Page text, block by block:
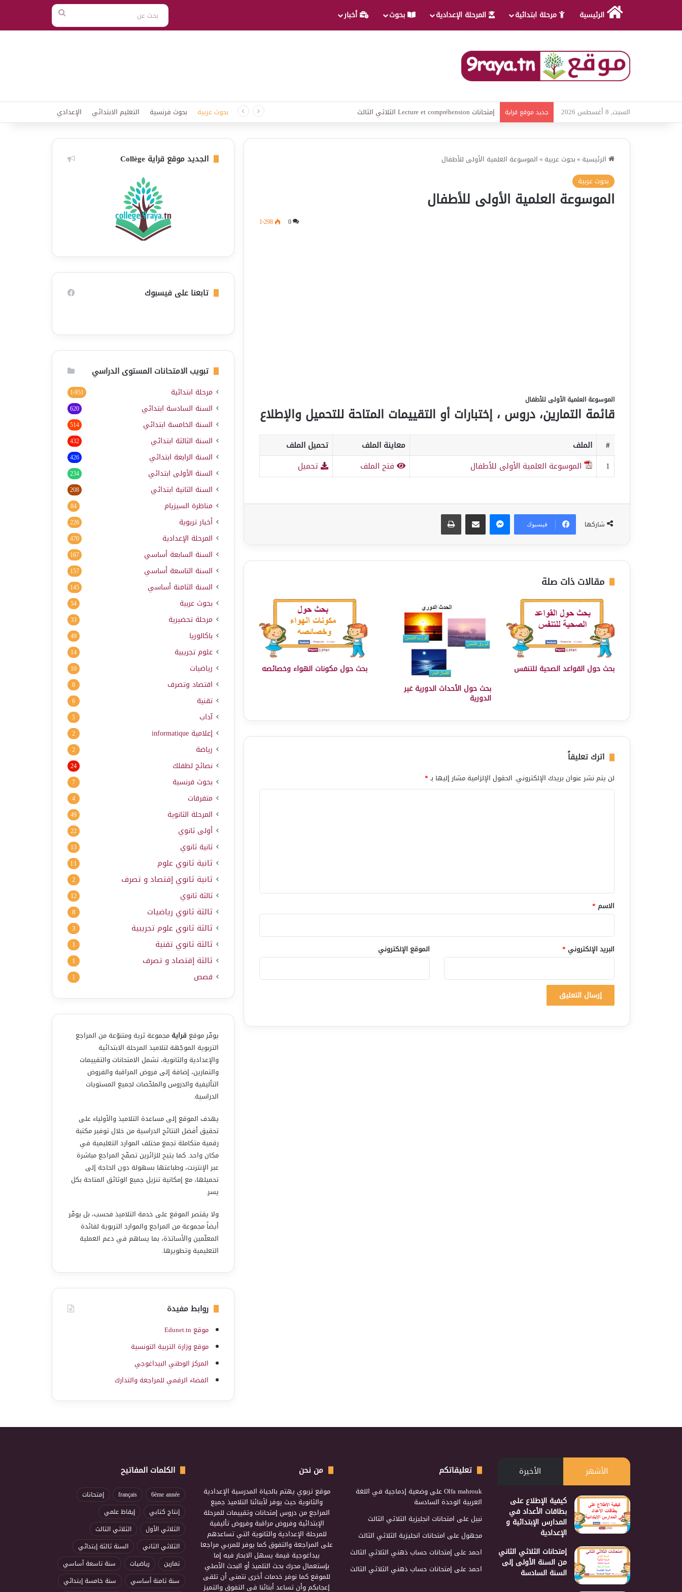
الرئيسية مرحلة ابتدائية المرحلة الإعدادية بحوث أخبار
بحث
عن
السبت, 8 أغسطس 2026 جديد موقع قراية امتحانات قواعد لغة الثلاثي الثالث بحوث عربية بحوث فرنسية التعليم الابتدائي الإعدادي
الرئيسية »بحوث عربية »الموسوعة العلمية الأولى للأطفال
بحوث عربية
الموسوعة العلمية الأولى للأطفال
0 1٬298
الموسوعة العلمية الأولى للأطفال
قائمة التمارين، دروس ، إختبارات أو التقييمات المتاحة للتحميل والإطلاع
# الملف معاينة الملف
تحميل الملف
1
الموسوعة العلمية الأولى للأطفال فتح الملف تحميل
شاركها فيسبوك
مقالات ذات صلة
بحث حول القواعد الصحية للتنفس
بحث حول الأحداث الدورية غير
الدورية
بحث حول مكونات الهواء وخصائصه
اترك تعليقاً
لن يتم نشر عنوان بريدك الإلكتروني. الحقول الإلزامية مشار إليها بـ*
*
الاسم *
البريد الإلكتروني * الموقع الإلكتروني
الجديد موقع قراية Collège
تابعنا على فيسبوك
تبويب الامتحانات المستوى الدراسي
مرحلة ابتدائية 1٬951
السنة السادسة ابتدائي 620
السنة الخامسة ابتدائي 514
السنة الثالثة ابتدائي 432
السنة الرابعة ابتدائي 426
السنة الأولى ابتدائي 234
السنة الثانية ابتدائي 208
مناظرة السيزيام 84
أخبار تربوية 226
المرحلة الإعدادية 470
السنة السابعة أساسي 167
السنة التاسعة أساسي 157
السنة الثامنة أساسي 145
بحوث عربية 54
مرحلة تحضيرية 33
باكالوريا 49
علوم تجريبية 14
رياضيات 10
اقتصاد وتصرف 8
تقنية 6
آداب 5
إعلامية informatique
2
رياضة 2
نصائح لطفلك 24
بحوث فرنسية 7
متفرقات 4
المرحلة الثانوية 49
أولى ثانوي 22
ثانية ثانوي 13
ثانية ثانوي علوم 11
ثانية ثانوي إقتصاد و تصرف 2
ثالثة ثانوي 12
ثالثة ثانوي رياضيات 8
ثالثة ثانوي علوم تجريبية 3
ثالثة ثانوي تقنية 1
ثالثة إقتصاد و تصرف 1
قصص 1
يوفّر موقع قرايةمجموعة ثرية ومتنوّعة من المراجع
التربوية الموجّهة لتلاميذ المرحلة الابتدائية
والإعدادية والثانوية، تشمل الامتحانات والتقييمات
والتمارين، إضافة إلى فروض المراقبة والفروض
التأليفية والدروس والملخّصات لجميع المستويات
الدراسية.
يهدف الموقع إلى مساعدة التلاميذ والأولياء على
تحقيق أفضل النتائج الدراسية من خلال توفير مكتبة
رقمية متكاملة تجمع مختلف الموارد التعليمية في
مكان واحد. كما يتيح للزائرين تصفّح المراجع مباشرة
عبر الإنترنت، وطباعتها بسهولة دون الحاجة إلى
تحميلها، مع إمكانية تنزيل جميع الوثائق المتاحة بكل
يسر.
ولا يقتصر الموقع على خدمة التلاميذ فحسب، بل يوفّر
أيضاً مجموعة من المراجع والموارد التربوية لفائدة
المعلّمين والأساتذة، بما يساهم في دعم العملية
التعليمية وتطويرها.
روابط مفيدة
موقع Edunet.tn
موقع وزارة التربية التونسية
المركز الوطني البيداغوجي
الفضاء الرقمي للمراجعة والتدارك
الأشهر الأخيرة
كيفية الإطلاع على
بطاقات الأعداد في
المدارس الإبتدائية و
الإعدادية
إمتحانات الثلاثي الثاني
من السنة الأولى إلى
السنة السادسة
تعليقاتكم
Olfa mahroukعلىوضعية إدماجية في اللغة
العربية الوحدة السادسة
نبيلعلى امتحانات انجليزية الثلاثي الثالث
مجهولعلى امتحانات انجليزية الثلاثي الثالث
احمدعلى إمتحانات حساب ذهني الثلاثي الثالث
احمدعلى إمتحانات حساب ذهني الثلاثي الثالث
من نحن
موقع تربوي يهتم بالحياة المدرسية الإعدادية
والثانوية حيث يوفر لأبنائنا التلاميذ جميع
المراجع من دروس إمتحانات وتقييمات للمرحلة
الإبتدائية وفروض مراقبة وفروض تأليفية
للمرحلة الإعدادية والثانوية التي تساعدهم
على المراجعة والتفوق كما يوفر للمربي مراجعا
بيداغوجية قيمة يسهل الابحار فيه إما
بإستعمال محرك بحث التلميذ أو البحث الأصلي
للموقع كما نوفر خدمات أخرى نتمنى أن تلقى
إعجابكم وأن تساعد أبنائنا في التفوق والتميز
الكلمات المفاتيح
6ème année
français
إمتحانات
إنتاج كتابي
إيقاظ علمي
الثلاثي الأول
الثلاثي الثالث
الثلاثي الثاني
السنة ثالثة إبتدائي
تمارين
رياضيات
سنة تاسعة أساسي
سنة ثامنة أساسي
سنة خامسة إبتدائي